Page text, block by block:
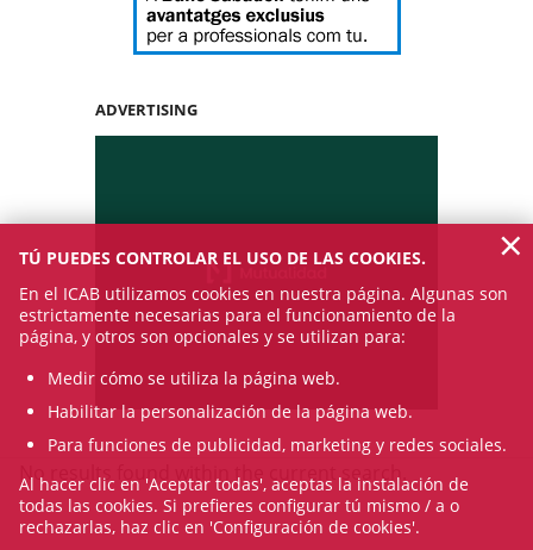
ADVERTISING
No results found within the current search.
TÚ PUEDES CONTROLAR EL USO DE LAS COOKIES.
En el ICAB utilizamos cookies en nuestra página. Algunas son
estrictamente necesarias para el funcionamiento de la
página, y otros son opcionales y se utilizan para:
Medir cómo se utiliza la página web.
Habilitar la personalización de la página web.
Para funciones de publicidad, marketing y redes sociales.
Al hacer clic en 'Aceptar todas', aceptas la instalación de
todas las cookies. Si prefieres configurar tú mismo / a o
rechazarlas, haz clic en 'Configuración de cookies'.
×